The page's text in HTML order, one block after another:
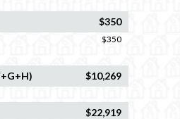
$350
$350
$10,269
$22,919